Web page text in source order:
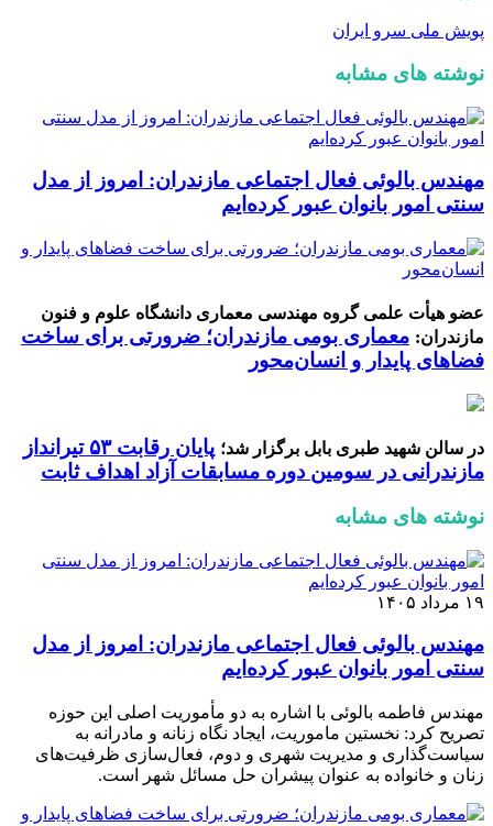
پویش ملی سرو ایران
نوشته های مشابه
مهندس بالوئی فعال اجتماعی مازندران: امروز از مدل
سنتی امور بانوان عبور کرده‌ایم
عضو هیأت علمی گروه مهندسی معماری دانشگاه علوم و فنون
مازندران: معماری بومی مازندران؛ ضرورتی برای ساخت
فضاهای پایدار و انسان‌محور
در سالن شهید طبری بابل برگزار شد؛
پایان رقابت ۵۳ تیرانداز
مازندرانی در سومین دوره مسابقات آزاد اهداف ثابت
نوشته های مشابه
۱۹ مرداد ۱۴۰۵
مهندس بالوئی فعال اجتماعی مازندران: امروز از مدل
سنتی امور بانوان عبور کرده‌ایم
مهندس فاطمه بالوئی با اشاره به دو مأموریت اصلی این حوزه
تصریح کرد: نخستین ماموریت، ایجاد نگاه زنانه و مادرانه به
سیاست‌گذاری و مدیریت شهری و دوم، فعال‌سازی ظرفیت‌های
زنان و خانواده به عنوان پیشران حل مسائل شهر است.